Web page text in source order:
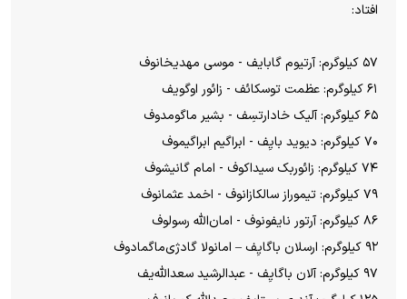
افتاد:
۵۷ کیلوگرم: آرتیوم گابایف - موسی مهدیخانوف
۶۱ کیلوگرم: عظمت توسکائف - زائور اوگویف
۶۵ کیلوگرم: آلیک خادارتسِف - بشیر ماگومدوف
۷۰ کیلوگرم: دیوید بایِف - ابراگیم ابراگیموف
۷۴ کیلوگرم: زائوربک سیداکوف - امام گانیشوف
۷۹ کیلوگرم: تیموراز سالکازانوف - اخمد عثمانوف
۸۶ کیلوگرم: آرتور نایفونوف - امان‌الله رسولوف
۹۲ کیلوگرم: ارسلان باگایِف – امانولا گادژی‌ماگمادوف
۹۷ کیلوگرم: آلان باگایِف - عبدالرشید سعدالله‌یف